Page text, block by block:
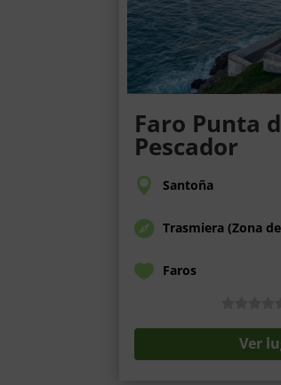
Faro Punta
Pescador
Santoña
Trasmiera (Zona
Faros
Ver